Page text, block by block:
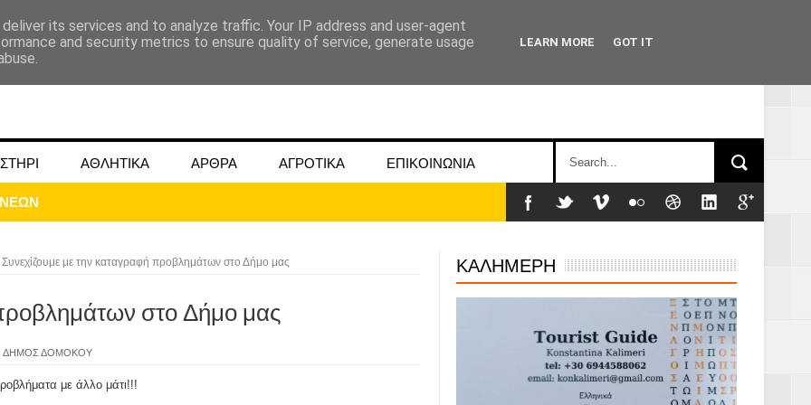
ΑΘΛΗΤΙΚΑ ΑΡΘΡΑ ΑΓΡΟΤΙΚΑ ΕΠΙΚΟΙΝΩΝΙΑ
ΓΙΑ ΜΑΙΟ ΚΑΙ ΙΟΥΝΙΟ 2024
Συνεχίζουμε με την καταγραφή προβλημάτων στο Δήμο μας
στο Δήμο μας
ΔΗΜΟΣ ΔΟΜΟΚΟΥ
με άλλο μάτι!!!
ΚΑΛΗΜΕΡΗ
its services and to analyze traffic. Your IP address and user-agent
and security metrics to ensure quality of service, generate usage
LEARN MORE GOT IT